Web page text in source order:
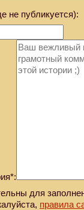
не публикуется):
для
правила